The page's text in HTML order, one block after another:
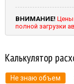
ВНИМАНИЕ! Цены
полной загрузки
Калькулятор
Не знаю объем